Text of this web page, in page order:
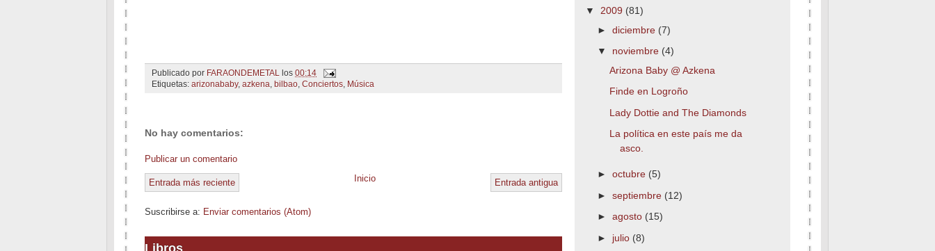
Publicado por FARAONDEMETAL los 00:14
Etiquetas: arizonababy, azkena, bilbao, Conciertos, Música
No hay comentarios:
Publicar un comentario
Entrada más reciente Entrada antigua
Inicio
Suscribirse a: Enviar comentarios (Atom)
▼ 2009 (81)
► diciembre (7)
▼ noviembre (4)
Arizona Baby @ Azkena
Finde en Logroño
Lady Dottie and The Diamonds
La política en este país me da
asco.
► octubre (5)
► septiembre (12)
► agosto (15)
► julio (8)